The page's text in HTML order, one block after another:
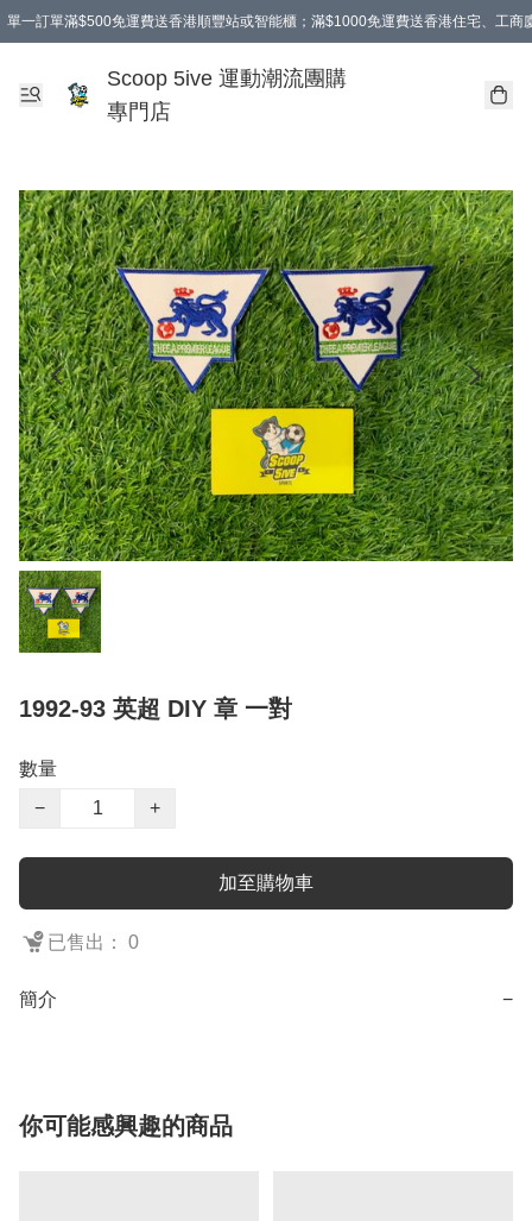
單一訂單滿$500免運費送香港順豐站或智能櫃；滿$1000免運費送香港住宅、工商
Scoop 5ive 運動潮流團購
專門店
1992-93 英超 DIY 章 一對
數量
−
+
加至購物車
已售出： 0
簡介 −
你可能感興趣的商品